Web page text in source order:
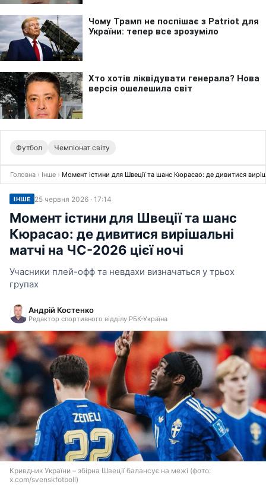
Футбол Чемпіонат світу
Головна › Інше › Момент істини для Швеції та
ІНШЕ 25 червня 2026 · 17:14
Момент істини для Швеції та шанс
Кюрасао: де дивитися вирішальні
матчі на ЧС-2026 цієї ночі
Учасники плей-офф та невдахи визначаться у трьох
групах
Андрій Костенко
Редактор спортивного відділу РБК-Україна
Кривдник України – збірна Швеції балансує на межі (фото:
x.com/svenskfotboll)